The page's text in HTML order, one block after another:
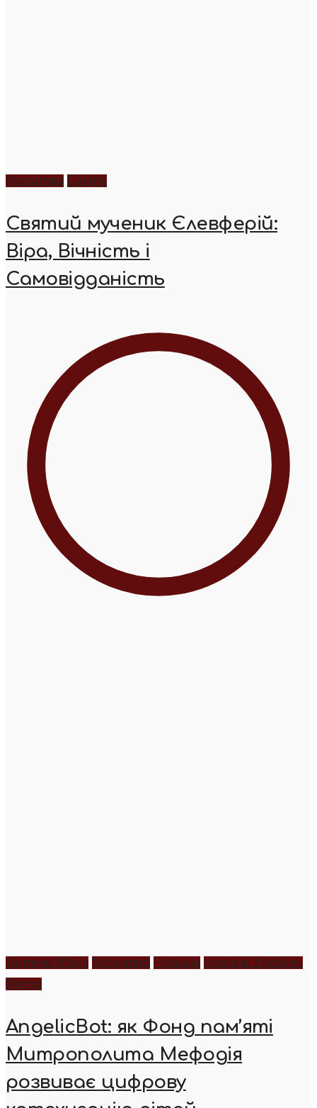
Молитва Свята
Святий мученик Єлевферій:
Віра, Вічність і
Самовідданість
Дитяча біблія Молитва Новини Новини України
Фото
AngelicBot: як Фонд пам’яті
Митрополита Мефодія
розвиває цифрову